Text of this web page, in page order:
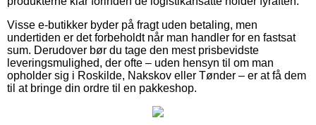
Visse e-butikker byder på fragt uden betaling, men
undertiden er det forbeholdt når man handler for en fastsat
sum. Derudover bør du tage den mest prisbevidste
leveringsmulighed, der ofte – uden hensyn til om man
opholder sig i Roskilde, Nakskov eller Tønder – er at få dem
til at bringe din ordre til en pakkeshop.